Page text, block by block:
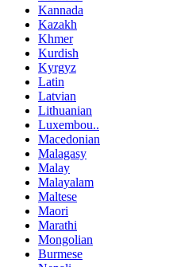
Kannada
Kazakh
Khmer
Kurdish
Kyrgyz
Latin
Latvian
Lithuanian
Luxembou..
Macedonian
Malagasy
Malay
Malayalam
Maltese
Maori
Marathi
Mongolian
Burmese